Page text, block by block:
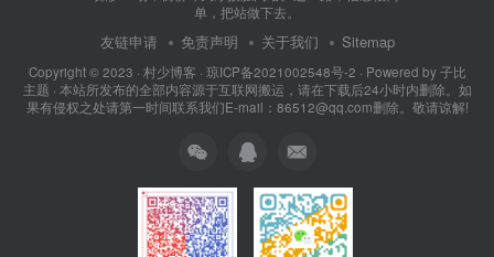
单，把站做下去。
友链申请 免责声明 关于我们 Sitemap
Copyright © 2023 · 村少博客 · 琼ICP备2021002548号-2 · Powered by子比
主题 · 本站所发布的全部内容源于互联网搬运，请在下载后24小时内删除。如
果有侵权之处请第一时间联系我们E-mail：86512@qq.com删除。敬请谅解!